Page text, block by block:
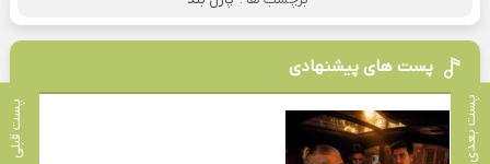
پست بعدی پست قبلی
پست های پیشنهادی